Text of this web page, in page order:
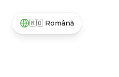
🇷🇴 Română